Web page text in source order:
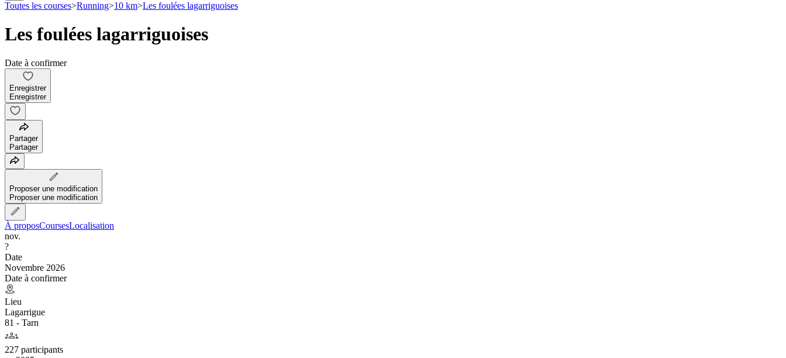
Toutes les courses>Running>10 km>Les foulées lagarriguoises
Les foulées lagarriguoises
Date à confirmer
Enregistrer
Enregistrer
Partager
Partager
Proposer une modification
Proposer une modification
À proposCoursesLocalisation
nov.
?
Date
Novembre 2026
Date à confirmer
Lieu
Lagarrigue
81 - Tarn
227 participants